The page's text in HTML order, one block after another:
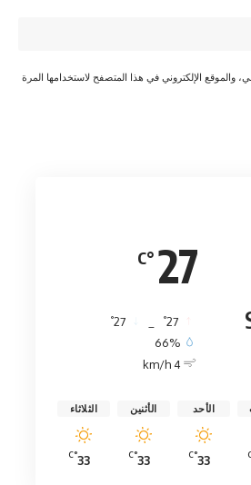
والموقع الإلكتروني في هذا المتصفح لاستخدامها المرة
27
°C
27
°
27
°
66%
4 km/h
الأحد
33
°C
الأثنين
33
°C
الثلاثاء
33
°C